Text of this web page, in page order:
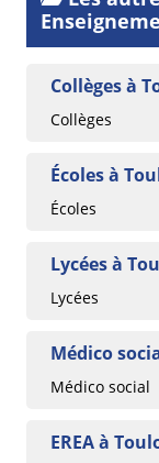
Collèges à
Collèges
Écoles à
Écoles
Lycées à
Lycées
Médico
Médico social
EREA à